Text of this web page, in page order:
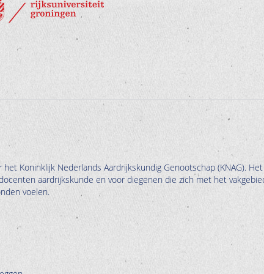
Koninklijk Nederlands Aardrijkskundig Genootschap (KNAG). Het
aardrijkskunde en voor diegenen die zich met het
voelen.